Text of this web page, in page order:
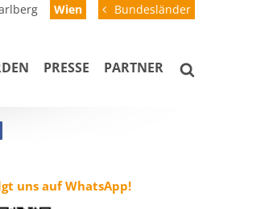
Wien Bundesländer
PRESSE PARTNER
uns auf WhatsApp!